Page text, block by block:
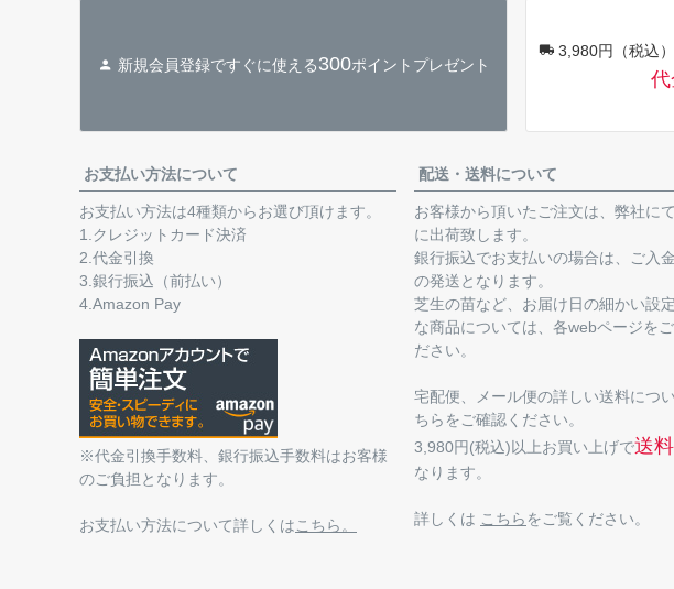
新規会員登録ですぐに使える300ポイントプレゼント
3,980円（税込
お支払い方法について
お支払い方法は4種類からお選び頂けます。
1.クレジットカード決済
2.代金引換
3.銀行振込（前払い）
4.Amazon Pay
※代金引換手数料、銀行振込手数料はお客様
のご負担となります。
お支払い方法について詳しくは こちら。
配送・送料について
お客様から頂いたご注文は、弊社に
に出荷致します。
銀行振込でお支払いの場合は、ご入
の発送となります。
芝生の苗など、お届け日の細かい設
な商品については、各webページをご
ださい。
宅配便、メール便の詳しい送料につ
ちらをご確認ください。
3,980円(税込)以上お買い上げで送
なります。
詳しくは こちら をご覧ください。